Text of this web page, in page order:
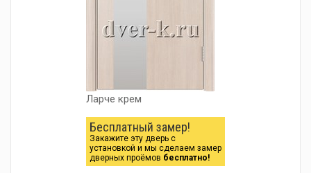
Ларче крем
Бесплатный замер!
Закажите эту дверь с
установкой и мы сделаем замер
дверных проёмов бесплатно!